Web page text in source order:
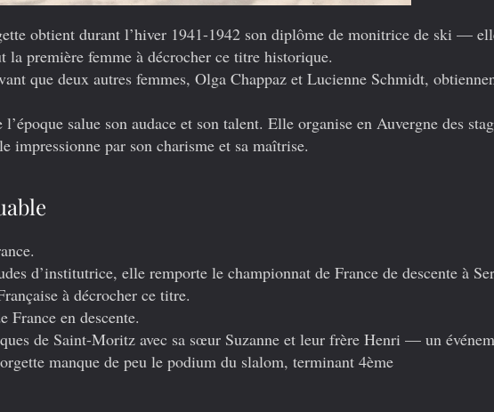
obtient durant l’hiver 1941-1942 son diplôme de monitrice de ski —
la première femme à décrocher ce titre historique.
que deux autres femmes, Olga Chappaz et Lucienne Schmidt,
salue son audace et son talent. Elle organise en Auvergne des
impressionne par son charisme et sa maîtrise.
d’institutrice, elle remporte le championnat de France de descente à
à décrocher ce titre.
France en descente.
de Saint-Moritz avec sa sœur Suzanne et leur frère Henri — un
manque de peu le podium du slalom, terminant 4ème